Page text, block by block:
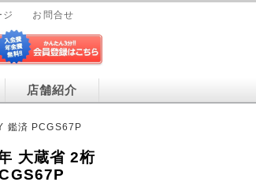
ジ お問合せ
店舗紹介
鑑済 PCGS67P
大蔵省 2桁